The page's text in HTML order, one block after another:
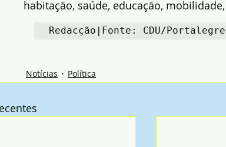
habitação, saúde, educação,
Redacção|Fonte: CDU/Portalegre
Notícias Política